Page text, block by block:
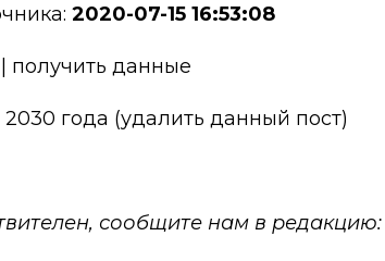
2020-07-15 16:53:08
получить данные
года (удалить данный пост)
сообщите нам в редакцию: